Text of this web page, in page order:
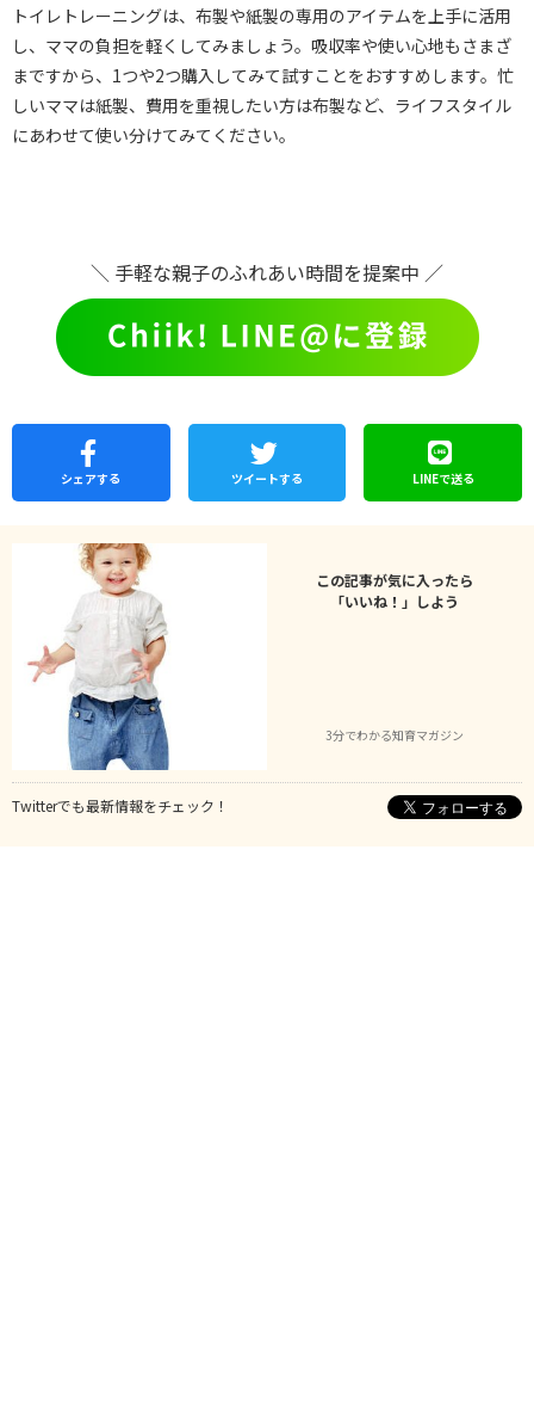
トイレトレーニングは、布製や紙製の専用のアイテムを上手に活用
し、ママの負担を軽くしてみましょう。吸収率や使い心地もさまざ
まですから、1つや2つ購入してみて試すことをおすすめします。忙
しいママは紙製、費用を重視したい方は布製など、ライフスタイル
にあわせて使い分けてみてください。
＼ 手軽な親子のふれあい時間を提案中 ／
シェアする ツイートする LINEで送る
この記事が気に入ったら
「いいね！」しよう
3分でわかる知育マガジン
Twitterでも最新情報をチェック！